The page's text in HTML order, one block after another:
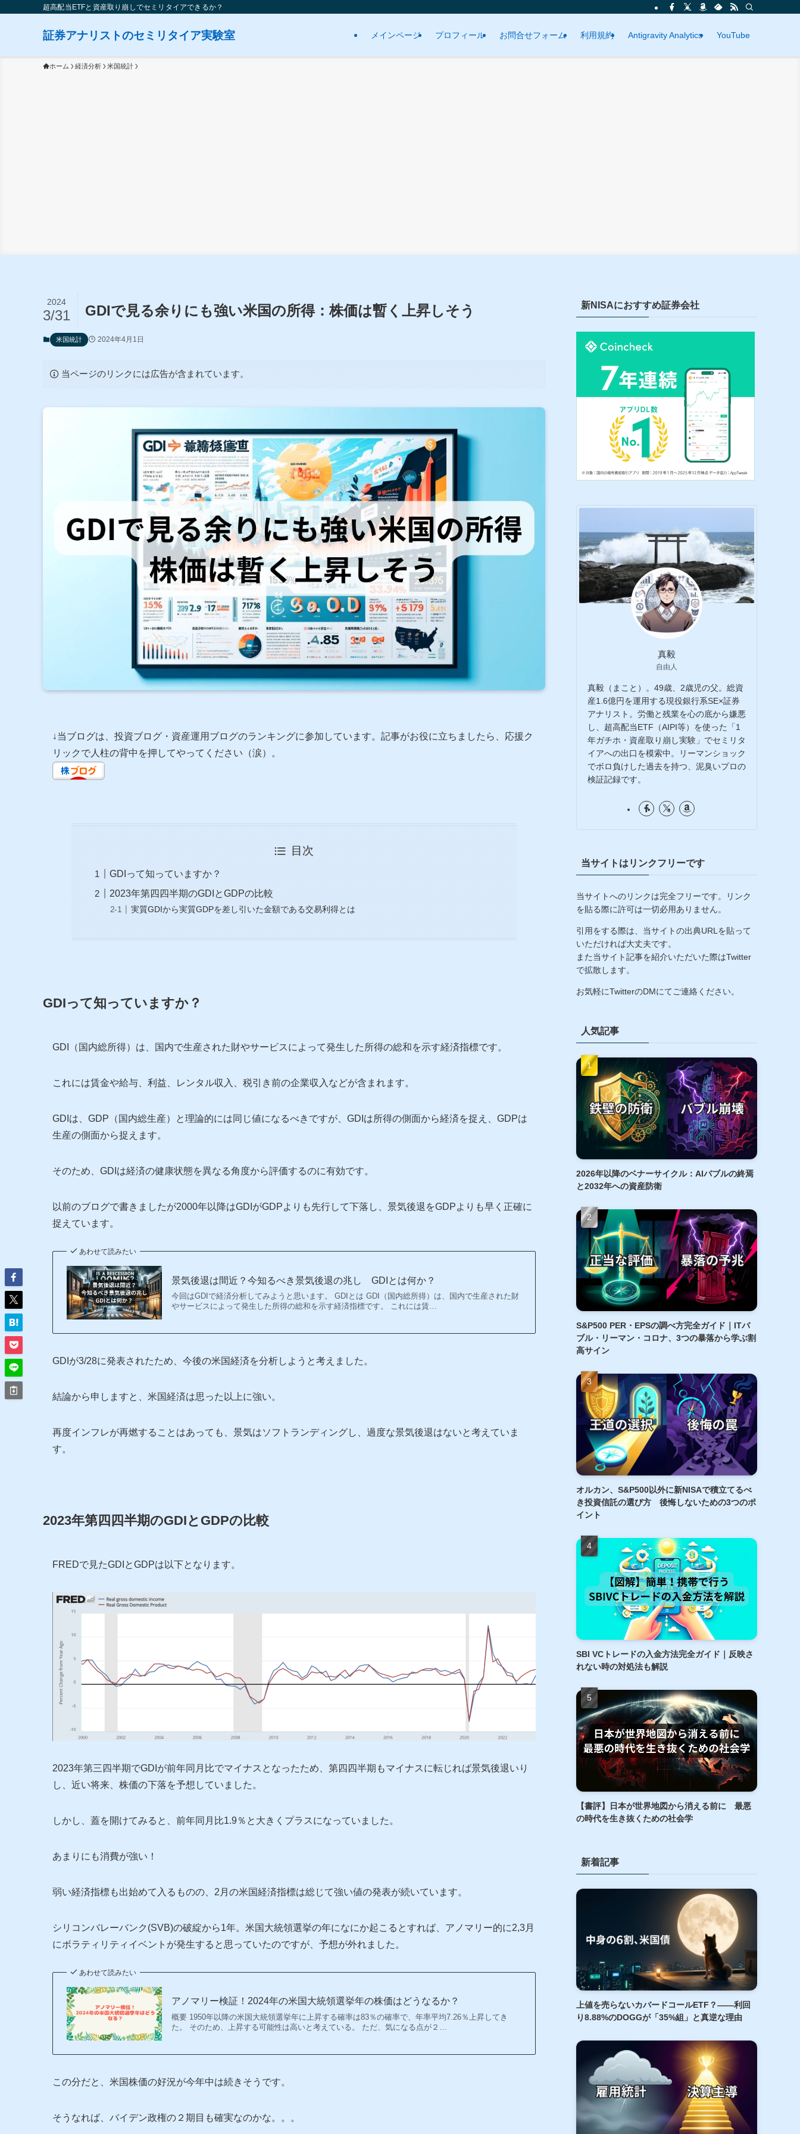
超高配当ETFと資産取り崩しでセミリタイアできるか？
証券アナリストのセミリタイア実験室 メインページ プロフィール お問合せフォーム 利用規約 Antigravity Analytics YouTube
ホーム 経済分析 米国統計
GDIで見る余りにも強い米国の所得：株価は暫く上昇しそう
2024
3/31
米国統計 2024年4月1日
当ページのリンクには広告が含まれています。
↓当ブログは、投資ブログ・資産運用ブログのランキングに参加しています。記事がお役に立ちましたら、応援ク
リックで人柱の背中を押してやってください（涙）。
目次
GDIって知っていますか？
2023年第四四半期のGDIとGDPの比較
実質GDIから実質GDPを差し引いた金額である交易利得とは
GDIって知っていますか？
GDI（国内総所得）は、国内で生産された財やサービスによって発生した所得の総和を示す経済指標です。
これには賃金や給与、利益、レンタル収入、税引き前の企業収入などが含まれます。
GDIは、GDP（国内総生産）と理論的には同じ値になるべきですが、GDIは所得の側面から経済を捉え、GDPは
生産の側面から捉えます。
そのため、GDIは経済の健康状態を異なる角度から評価するのに有効です。
以前のブログで書きましたが2000年以降はGDIがGDPよりも先行して下落し、景気後退をGDPよりも早く正確に
捉えています。
あわせて読みたい
景気後退は間近？今知るべき景気後退の兆し GDIとは何か？
今回はGDIで経済分析してみようと思います。 GDIとは GDI（国内総所得）は、国内で生産された財
やサービスによって発生した所得の総和を示す経済指標です。 これには賃…
GDIが3/28に発表されたため、今後の米国経済を分析しようと考えました。
結論から申しますと、米国経済は思った以上に強い。
再度インフレが再燃することはあっても、景気はソフトランディングし、過度な景気後退はないと考えていま
す。
2023年第四四半期のGDIとGDPの比較
FREDで見たGDIとGDPは以下となります。
2023年第三四半期でGDIが前年同月比でマイナスとなったため、第四四半期もマイナスに転じれば景気後退いり
し、近い将来、株価の下落を予想していました。
しかし、蓋を開けてみると、前年同月比1.9％と大きくプラスになっていました。
あまりにも消費が強い！
弱い経済指標も出始めて入るものの、2月の米国経済指標は総じて強い値の発表が続いています。
シリコンバレーバンク(SVB)の破綻から1年。米国大統領選挙の年になにか起こるとすれば、アノマリー的に2,3月
にボラティリティイベントが発生すると思っていたのですが、予想が外れました。
あわせて読みたい
アノマリー検証！2024年の米国大統領選挙年の株価はどうなるか？
概要 1950年以降の米国大統領選挙年に上昇する確率は83％の確率で、年率平均7.26％上昇してき
た。 そのため、上昇する可能性は高いと考えている。 ただ、気になる点が２…
この分だと、米国株価の好況が今年中は続きそうです。
そうなれば、バイデン政権の２期目も確実なのかな。。。
新NISAにおすすめ証券会社
真毅
自由人
真毅（まこと）。49歳、2歳児の父。総資
産1.6億円を運用する現役銀行系SE×証券
アナリスト。労働と残業を心の底から嫌悪
し、超高配当ETF（AIPI等）を使った「1
年ガチホ・資産取り崩し実験」でセミリタ
イアへの出口を模索中。リーマンショック
でボロ負けした過去を持つ、泥臭いプロの
検証記録です。
当サイトはリンクフリーです
当サイトへのリンクは完全フリーです。リンク
を貼る際に許可は一切必用ありません。
引用をする際は、当サイトの出典URLを貼って
いただければ大丈夫です。
また当サイト記事を紹介いただいた際はTwitter
で拡散します。
お気軽にTwitterのDMにてご連絡ください。
人気記事
2026年以降のベナーサイクル：AIバブルの終焉
と2032年への資産防衛
S&P500 PER・EPSの調べ方完全ガイド｜ITバ
ブル・リーマン・コロナ、3つの暴落から学ぶ割
高サイン
オルカン、S&P500以外に新NISAで積立てるべ
き投資信託の選び方 後悔しないための3つのポ
イント
SBI VCトレードの入金方法完全ガイド｜反映さ
れない時の対処法も解説
【書評】日本が世界地図から消える前に 最悪
の時代を生き抜くための社会学
新着記事
上値を売らないカバードコールETF？――利回
り8.88%のDOGGが「35%組」と真逆な理由